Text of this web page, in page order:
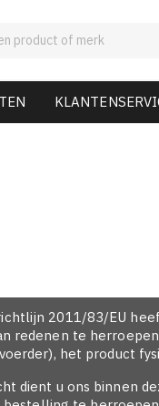
2011/83/EU
redenen te
het product
dient u ons binnen